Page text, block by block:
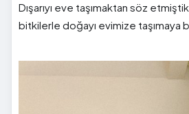
Dışarıyı eve taşımaktan söz
bitkilerle doğayı evimize taşımaya